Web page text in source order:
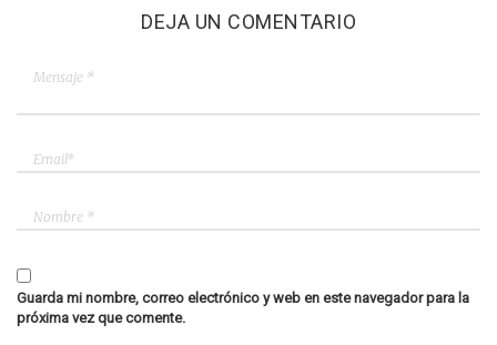
DEJA UN COMENTARIO
Guarda mi nombre, correo electrónico y web en este navegador para la
próxima vez que comente.